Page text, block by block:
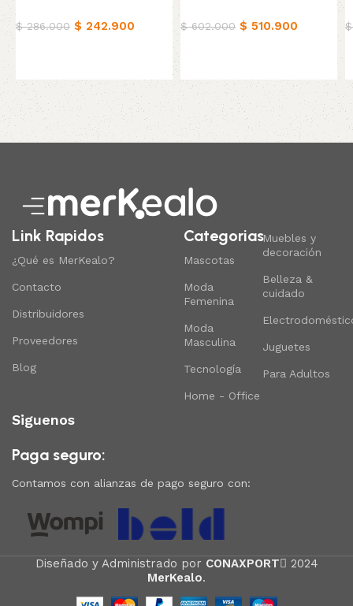
$286.000 $ 242.900 $602.000 $ 510.900 $
Read More
Link Rapidos
¿Qué es MerKealo?
Contacto
Distribuidores
Proveedores
Blog
Categorias
Mascotas
Moda
Femenina
Moda
Masculina
Tecnología
Home - Office
Muebles y
decoración
Belleza &
cuidado
Juguetes
Para Adultos
Siguenos
Paga seguro:
Contamos con alianzas de pago seguro con:
Diseñado y Administrado por CONAXPORT
2024
MerKealo.